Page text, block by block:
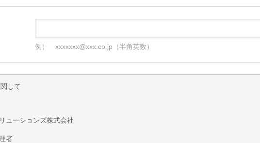
例） xxxxxxx@xxx.co.jp（半角英数）
して
ューションズ株式会社
者